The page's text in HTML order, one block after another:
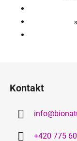
Kontakt
info@
+420 775